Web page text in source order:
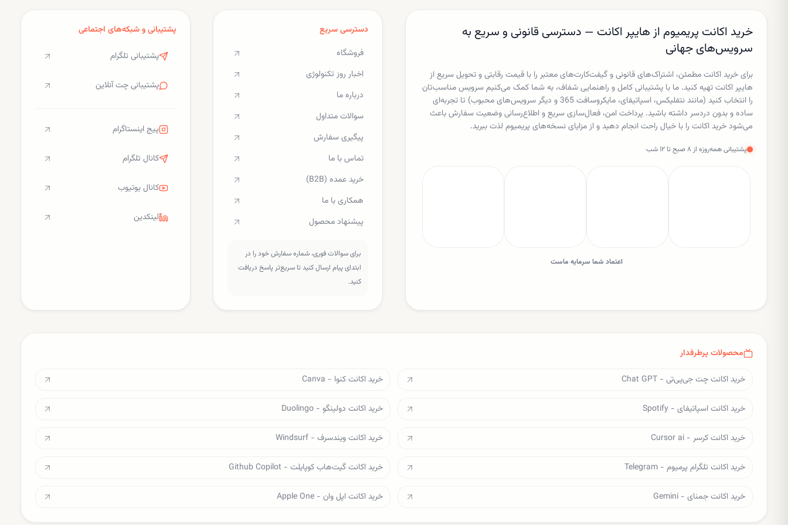
خرید اکانت پریمیوم از هایپر اکانت — دسترسی قانونی و سریع به
سرویس‌های جهانی
برای خرید اکانت مطمئن، اشتراک‌های قانونی و گیفت‌کارت‌های معتبر را با قیمت رقابتی و تحویل سریع از
هایپر اکانت تهیه کنید. ما با پشتیبانی کامل و راهنمایی شفاف، به شما کمک می‌کنیم سرویس مناسب‌تان
را انتخاب کنید (مانند نتفلیکس، اسپاتیفای، مایکروسافت 365 و دیگر سرویس‌های محبوب) تا تجربه‌ای
ساده و بدون دردسر داشته باشید. پرداخت امن، فعال‌سازی سریع و اطلاع‌رسانی وضعیت سفارش باعث
می‌شود خرید اکانت را با خیال راحت انجام دهید و از مزایای نسخه‌های پریمیوم لذت ببرید.
پشتیبانی همه‌روزه از ۸ صبح تا ۱۲ شب
اعتماد شما سرمایه ماست
دسترسی سریع
فروشگاه
اخبار روز تکنولوژی
درباره ما
سوالات متداول
پیگیری سفارش
تماس با ما
خرید عمده (B2B)
همکاری با ما
پیشنهاد محصول
برای سوالات فوری، شماره سفارش خود را در
ابتدای پیام ارسال کنید تا سریع‌تر پاسخ دریافت
کنید.
پشتیبانی و شبکه‌های اجتماعی
پشتیبانی تلگرام
پشتیبانی چت آنلاین
پیج اینستاگرام
کانال تلگرام
کانال یوتیوب
لینکدین
محصولات پرطرفدار
خرید اکانت چت جی‌پی‌تی - Chat GPT خرید اکانت کنوا - Canva
خرید اکانت اسپاتیفای - Spotify خرید اکانت دولینگو - Duolingo
خرید اکانت کرسر - Cursor ai خرید اکانت ویندسرف - Windsurf
خرید اکانت تلگرام پرمیوم - Telegram خرید اکانت گیت‌هاب کوپایلت - Github Copilot
خرید اکانت جمنای - Gemini خرید اکانت اپل وان - Apple One